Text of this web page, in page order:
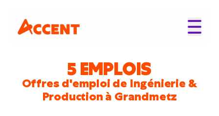
5 EMPLOIS
Offres d'emploi de Ingénierie &
Production à Grandmetz